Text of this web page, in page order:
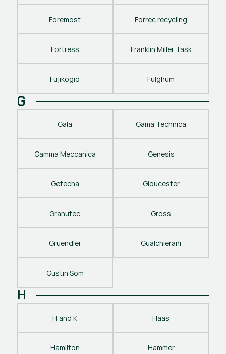
Foremost Forrec recycling
Fortress Franklin Miller Task
Fujikogio Fulghum
G
Gala Gama Technica
Gamma Meccanica Genesis
Getecha Gloucester
Granutec Gross
Gruendler Gualchierani
Gustin Som
H
H and K Haas
Hamilton Hammer